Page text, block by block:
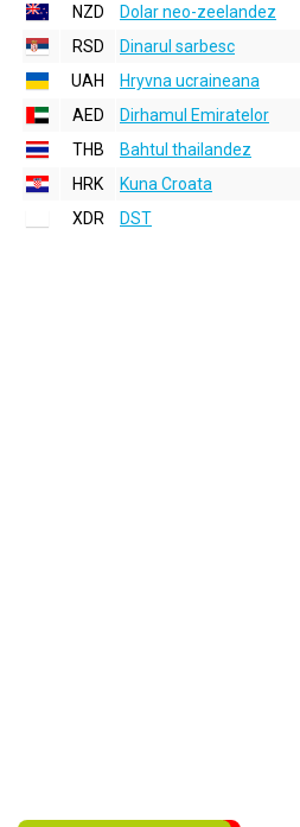
NZD
Dolar neo-zeelandez
RSD
Dinarul sarbesc
UAH
Hryvna ucraineana
AED
Dirhamul Emiratelor
THB
Bahtul thailandez
HRK
Kuna Croata
XDR
DST